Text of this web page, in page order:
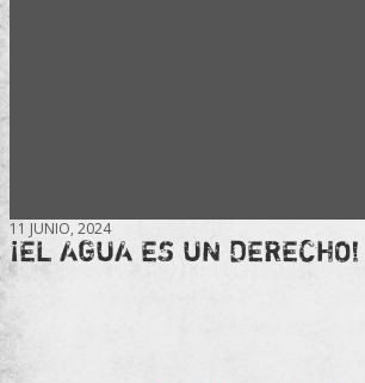
11 JUNIO, 2024
¡EL AGUA ES UN DERECHO!